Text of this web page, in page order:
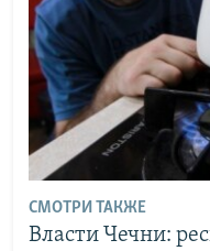
СМОТРИ ТАКЖЕ
Власти Чечни: